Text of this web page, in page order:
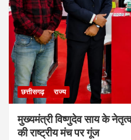
छत्तीसगढ़ राज्य
मुख्यमंत्री विष्णुदेव साय के
की राष्ट्रीय मंच पर गूंज